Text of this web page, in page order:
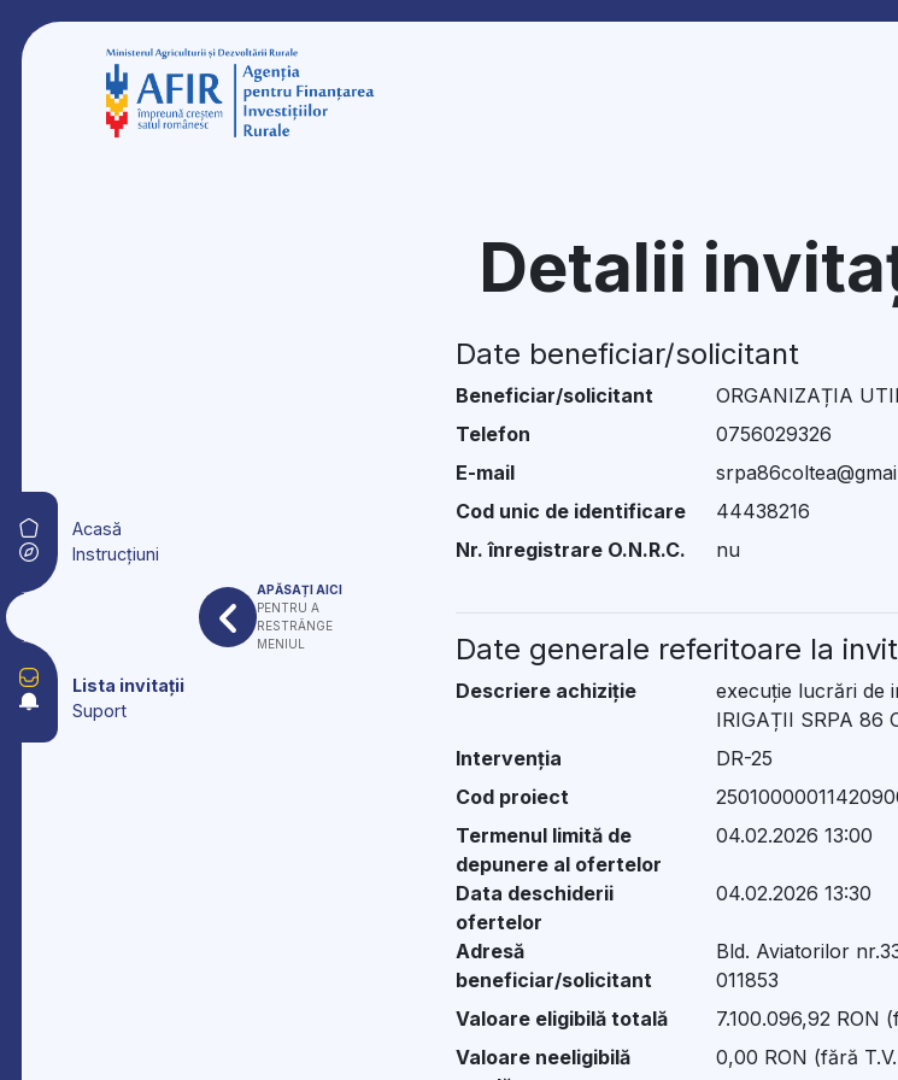
Acasă
Instrucțiuni
Lista invitații
Suport
APĂSAȚI AICI
PENTRU A
RESTRÂNGE
MENIUL
Detalii
Date beneficiar/solicitant
Beneficiar/solicitant
ORGANIZAȚIA
Telefon
0756029326
E-mail
Cod unic de identificare
44438216
Nr. înregistrare O.N.R.C.
nu
Date generale referitoare la
Descriere achiziție
execuție lucrări de
IRIGAȚII SRPA 86
Intervenția
DR-25
Cod proiect
Termenul limită de
depunere al ofertelor
04.02.2026 13:00
Data deschiderii
ofertelor
04.02.2026 13:30
Adresă
beneficiar/solicitant
Bld. Aviatorilor
011853
Valoare eligibilă totală
7.100.096,92 RON
Valoare neeligibilă
0,00 RON (fără